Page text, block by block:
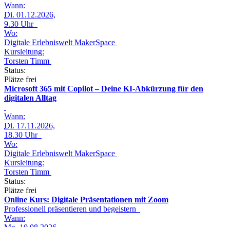
Wann:
Di. 01.12.2026,
9.30 Uhr
Wo:
Digitale Erlebniswelt MakerSpace
Kursleitung:
Torsten Timm
Status:
Plätze frei
Microsoft 365 mit Copilot – Deine KI-Abkürzung für den
digitalen Alltag
Wann:
Di. 17.11.2026,
18.30 Uhr
Wo:
Digitale Erlebniswelt MakerSpace
Kursleitung:
Torsten Timm
Status:
Plätze frei
Online Kurs: Digitale Präsentationen mit Zoom
Professionell präsentieren und begeistern
Wann: